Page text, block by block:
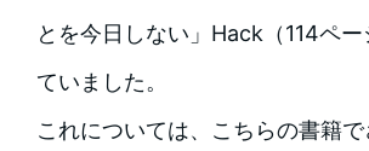
とを今日しない」Hack（114ペ
ていました。
これについては、こちらの書籍で